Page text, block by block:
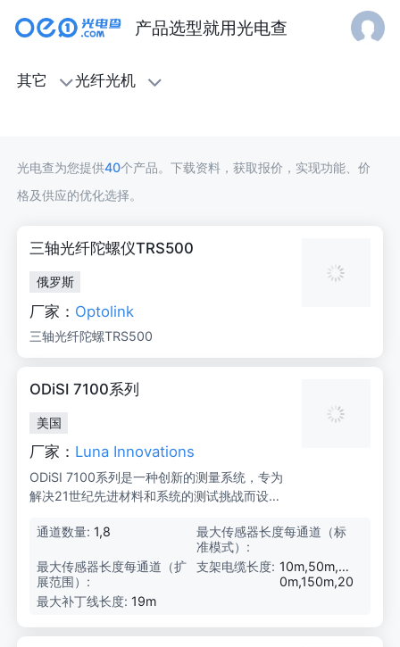
产品选型就用光电查
光
光
机
其它 光纤光机
光电查为您提供40个产品。下载资料，获取报价，实现功能、价
格及供应的优化选择。
三轴光纤陀螺仪TRS500
俄罗斯
厂家： Optolink
三轴光纤陀螺TRS500
ODiSI 7100系列
美国
厂家： Luna Innovations
ODiSI 7100系列是一种创新的测量系统，专为
解决21世纪先进材料和系统的测试挑战而设
千个应变或温度测量点，能够实时全面映射测
试结构的应变轮廓或过程的连续温度分布。
通道数量: 1,8
最大传感器长度每通道（标
准模式）:
最大传感器长度每通道（扩
展范围）:
1支架电缆长度: 10m,50m,10
0m,150m,20
最大补丁线长度: 19m